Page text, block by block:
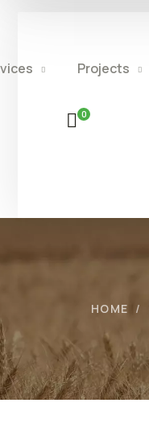
Projects
0
HOME